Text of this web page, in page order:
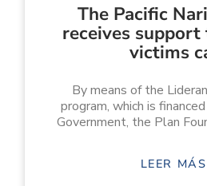
The Pacific
receives
victims
By means of the
program, which is
Government, the Plan
LEER